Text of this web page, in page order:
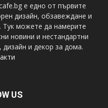
е едно от първите
дизайн, обзавеждане и
Тук можете да намерите
новини и нестандартни
и декор за дома.
US